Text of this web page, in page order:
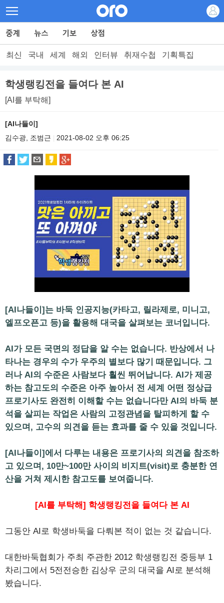
최신 국내 세계 해외 인터뷰 취재수첩 기획특집
학생랭킹전을 들여다 본 AI
[AI를 부탁해]
[AI나들이]
김수광, 조범근
2021-08-02 오후 06:25
[AI나들이]는 바둑 인공지능(카타고, 릴라제로, 미니고,
엘프오픈고 등)을 활용해 대국을 살펴보는 코너입니다.
AI가 모든 국면의 정답을 알 수는 없습니다. 반상에서 나
타나는 경우의 수가 우주의 별보다 많기 때문입니다. 그
러나 AI의 수준은 사람보다 훨씬 뛰어납니다. AI가 제공
하는 참고도의 수준은 아주 높아서 전 세계 어떤 정상급
프로기사도 완전히 이해할 수는 없습니다만 AI의 바둑 분
석을 살피는 작업은 사람의 고정관념을 탈피하게 할 수
있으며, 고수의 의견을 듣는 효과를 줄 수 있을 것입니다.
[AI나들이]에서 다루는 내용은 프로기사의 의견을 참조하
고 있으며, 10만~100만 사이의 비지트(visit)로 충분한 연
산을 거쳐 제시한 참고도를 보여줍니다.
[AI를 부탁해] 학생랭킹전을 들여다 본 AI
그동안 AI로 학생바둑을 다뤄본 적이 없는 것 같습니다.
대한바둑협회가 주최 주관한 2012 학생랭킹전 중등부 1
차리그에서 5전전승한 김상우 군의 대국을 AI로 분석해
봤습니다.